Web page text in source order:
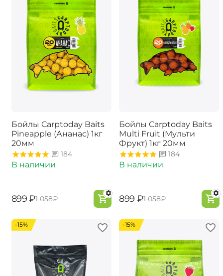
Бойлы Carptoday Baits
Pineapple (Ананас) 1кг
20мм
184
В наличии
‍899‍ ₽‍1 058‍₽
Бойлы Carptoday Baits
Multi Fruit (Мульти
Фрукт) 1кг 20мм
184
В наличии
‍899‍ ₽‍1 058‍₽
-15% -15%